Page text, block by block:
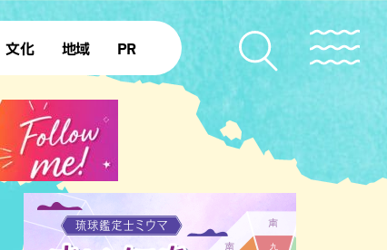
文化
復帰50年
地域
本島北部 本島中部
本島南部 先島諸島
北部離島
PR